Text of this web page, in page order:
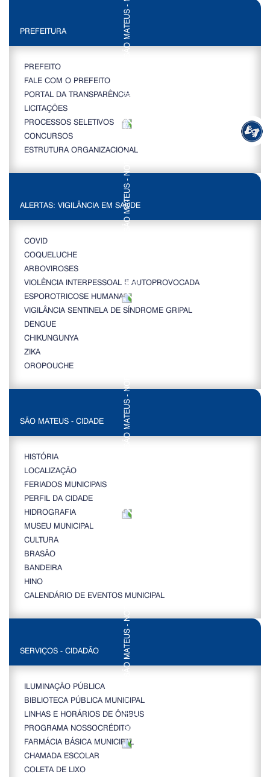
PREFEITURA
PREFEITO
FALE COM O PREFEITO
PORTAL DA TRANSPARÊNCIA
LICITAÇÕES
PROCESSOS SELETIVOS
CONCURSOS
ESTRUTURA ORGANIZACIONAL
ALERTAS: VIGILÂNCIA EM SAÚDE
COVID
COQUELUCHE
ARBOVIROSES
VIOLÊNCIA INTERPESSOAL E AUTOPROVOCADA
ESPOROTRICOSE HUMANA
VIGILÂNCIA SENTINELA DE SÍNDROME GRIPAL
DENGUE
CHIKUNGUNYA
ZIKA
OROPOUCHE
SÃO MATEUS - CIDADE
HISTÓRIA
LOCALIZAÇÃO
FERIADOS MUNICIPAIS
PERFIL DA CIDADE
HIDROGRAFIA
MUSEU MUNICIPAL
CULTURA
BRASÃO
BANDEIRA
HINO
CALENDÁRIO DE EVENTOS MUNICIPAL
SERVIÇOS - CIDADÃO
ILUMINAÇÃO PÚBLICA
BIBLIOTECA PÚBLICA MUNICIPAL
LINHAS E HORÁRIOS DE ÔNIBUS
PROGRAMA NOSSOCRÉDITO
FARMÁCIA BÁSICA MUNICIPAL
CHAMADA ESCOLAR
COLETA DE LIXO